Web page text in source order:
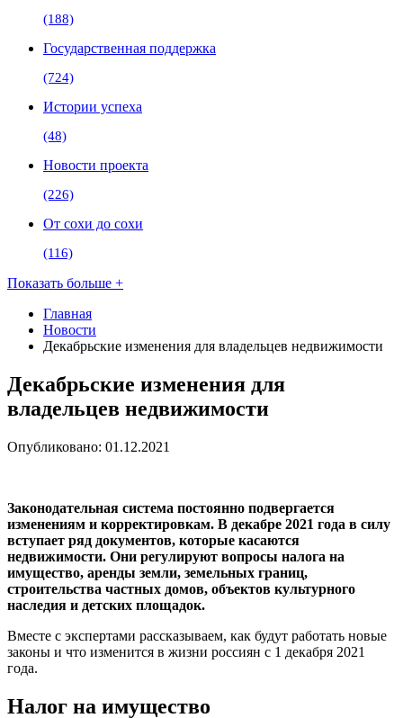
(188)
Государственная поддержка
(724)
Истории успеха
(48)
Новости проекта
(226)
От сохи до сохи
(116)
Показать больше +
Главная
Новости
Декабрьские изменения для владельцев недвижимости
Декабрьские изменения для
владельцев недвижимости
Опубликовано: 01.12.2021
Законодательная система постоянно подвергается
изменениям и корректировкам. В декабре 2021 года в силу
вступает ряд документов, которые касаются
недвижимости. Они регулируют вопросы налога на
имущество, аренды земли, земельных границ,
строительства частных домов, объектов культурного
наследия и детских площадок.
Вместе с экспертами рассказываем, как будут работать новые
законы и что изменится в жизни россиян с 1 декабря 2021
года.
Налог на имущество